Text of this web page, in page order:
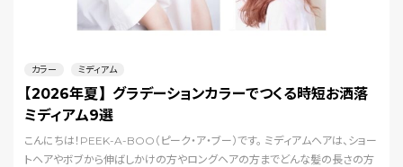
カラー ミディアム
【2026年夏】グラデーションカラーでつくる時短お洒落
ミディアム9選
こんにちは！PEEK-A-BOO（ピーク・ア・ブー）です。 ミディアムヘアは、ショー
トヘアやボブから伸ばしかけの方やロングヘアの方までどんな髪の長さの方